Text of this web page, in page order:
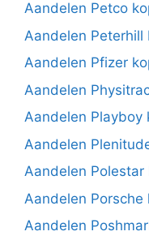
Aandelen Petco
Aandelen Peterhill
Aandelen Pfizer
Aandelen
Aandelen Playboy
Aandelen
Aandelen Polestar
Aandelen Porsche
Aandelen